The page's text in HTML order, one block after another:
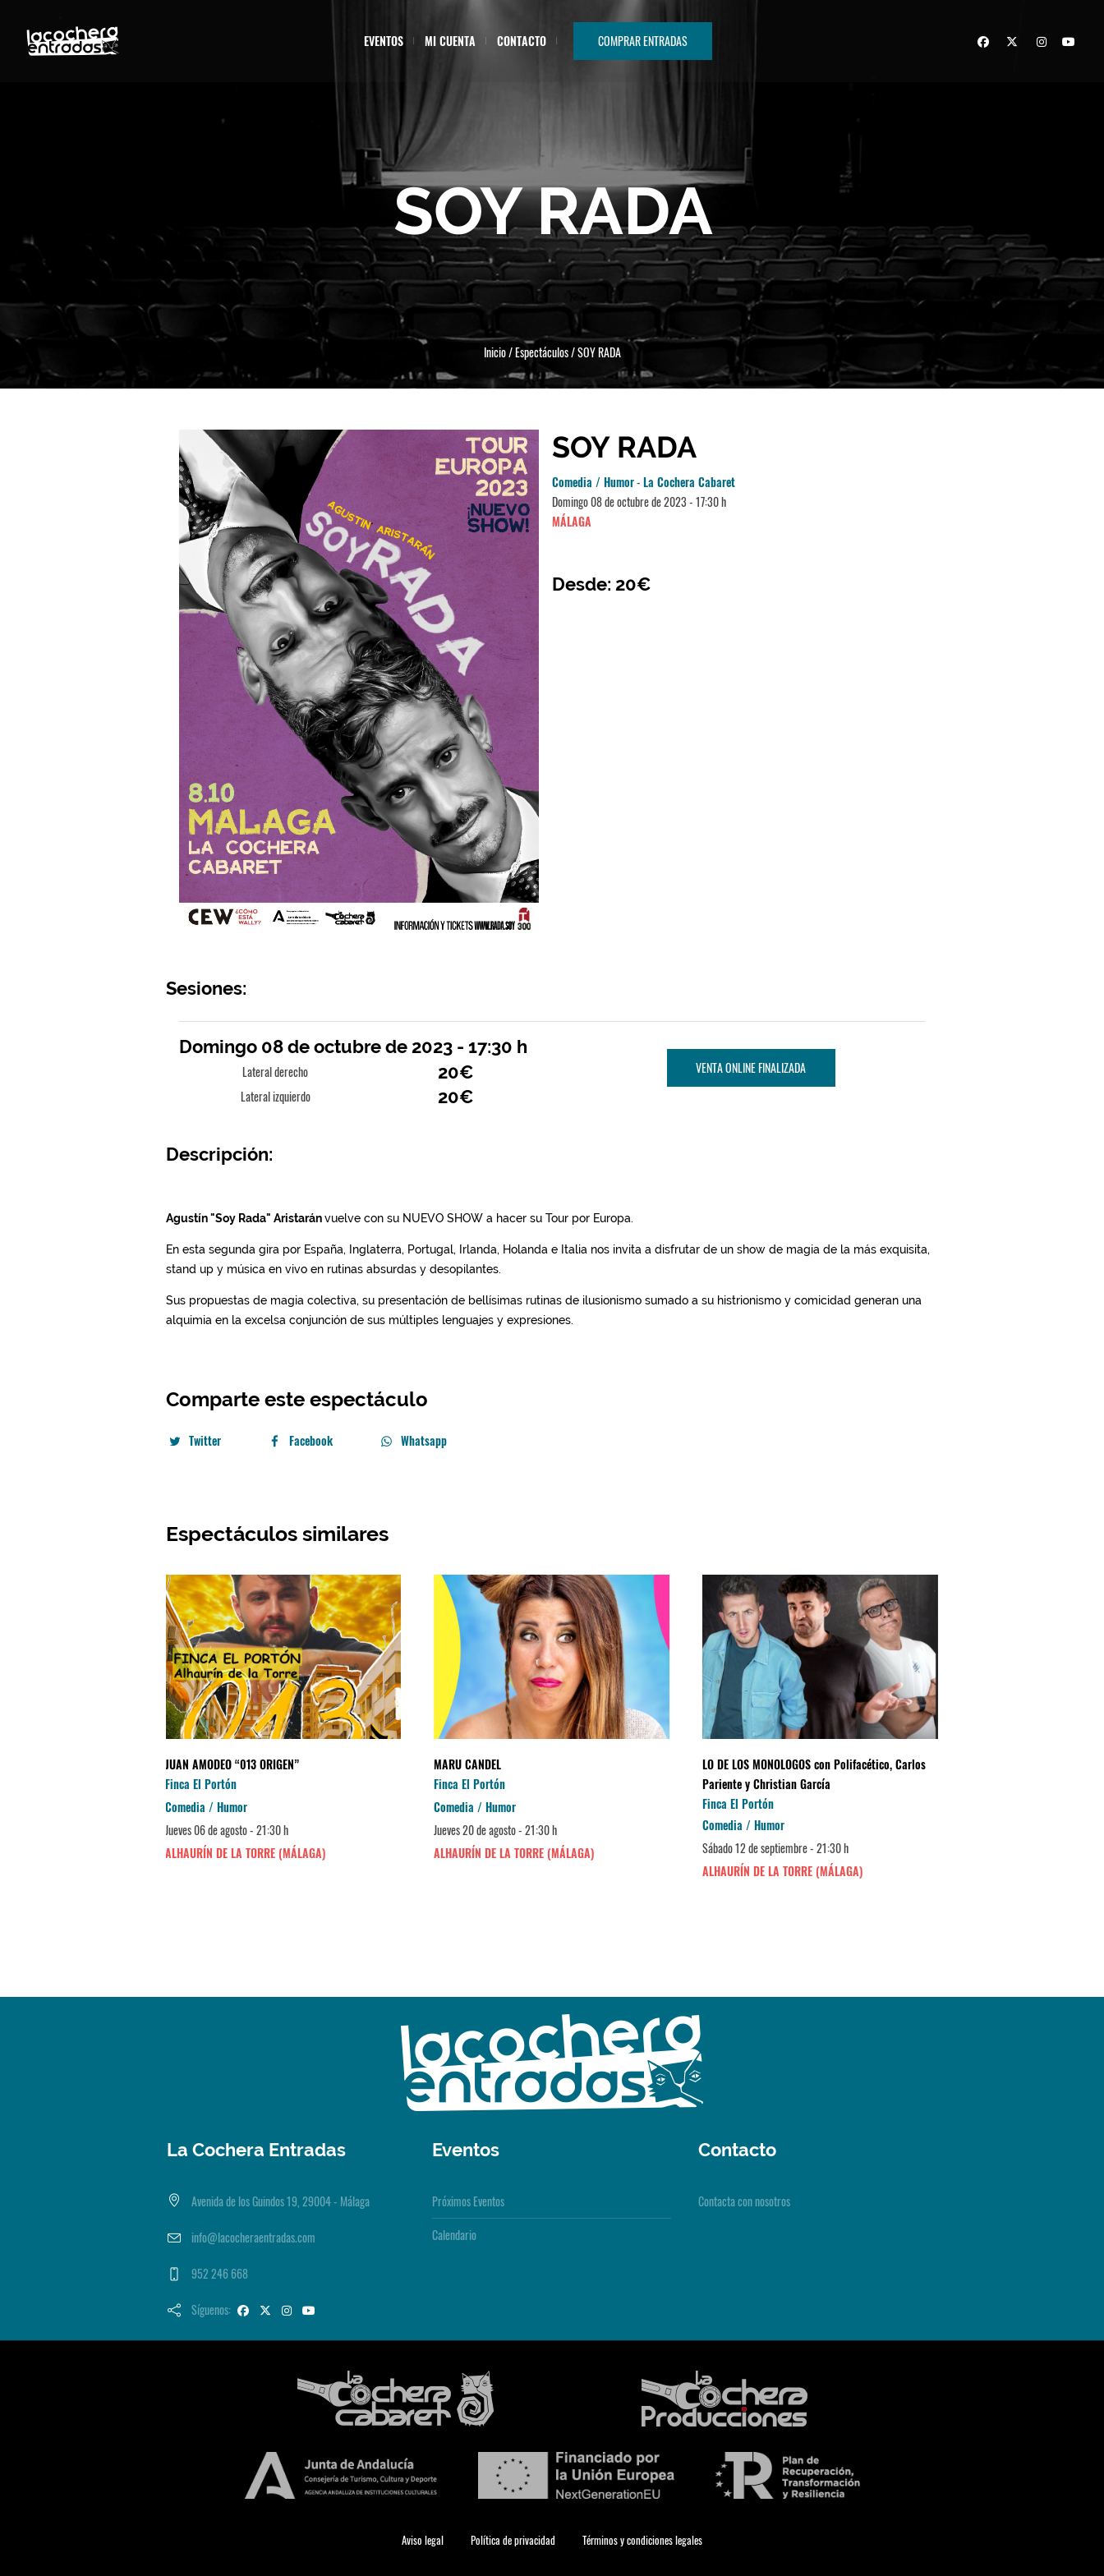
EVENTOS MI CUENTA CONTACTO COMPRAR ENTRADAS
SOY RADA
Inicio/Espectáculos/SOY RADA
SOY RADA
Comedia / Humor-La Cochera Cabaret
Domingo 08 de octubre de 2023 - 17:30 h
MÁLAGA
Desde: 20€
Sesiones:
Domingo 08 de octubre de 2023 - 17:30 h
Lateral derecho 20€
Lateral izquierdo 20€
VENTA ONLINE FINALIZADA
Descripción:
Comparte este espectáculo
Twitter Facebook Whatsapp
Espectáculos similares
JUAN AMODEO “013 ORIGEN”
Finca El Portón
Comedia / Humor
Jueves 06 de agosto - 21:30 h
ALHAURÍN DE LA TORRE (MÁLAGA)
MARU CANDEL
Finca El Portón
Comedia / Humor
Jueves 20 de agosto - 21:30 h
ALHAURÍN DE LA TORRE (MÁLAGA)
LO DE LOS MONOLOGOS con Polifacético, Carlos
Pariente y Christian García
Finca El Portón
Comedia / Humor
Sábado 12 de septiembre - 21:30 h
ALHAURÍN DE LA TORRE (MÁLAGA)
La Cochera Entradas
Avenida de los Guindos 19, 29004 - Málaga
info@lacocheraentradas.com
952 246 668
Síguenos:
Eventos
Próximos Eventos
Calendario
Contacto
Contacta con nosotros
Aviso legal Política de privacidad Términos y condiciones legales